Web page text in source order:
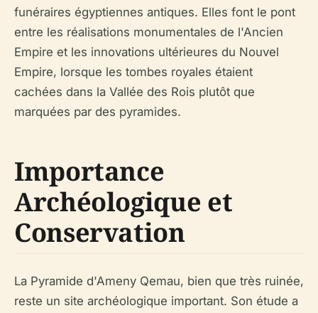
funéraires égyptiennes antiques. Elles font le pont
entre les réalisations monumentales de l'Ancien
Empire et les innovations ultérieures du Nouvel
Empire, lorsque les tombes royales étaient
cachées dans la Vallée des Rois plutôt que
marquées par des pyramides.
Importance
Archéologique et
Conservation
La Pyramide d'Ameny Qemau, bien que très ruinée,
reste un site archéologique important. Son étude a